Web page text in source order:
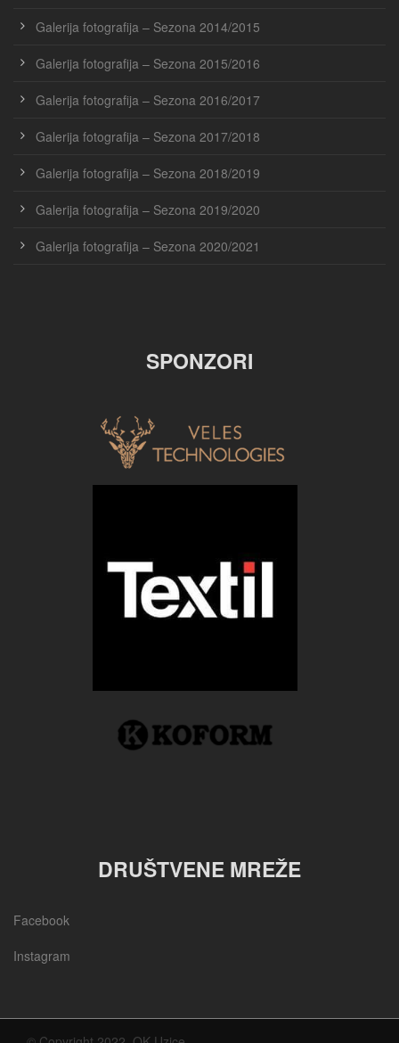
Galerija fotografija – Sezona 2014/2015
Galerija fotografija – Sezona 2015/2016
Galerija fotografija – Sezona 2016/2017
Galerija fotografija – Sezona 2017/2018
Galerija fotografija – Sezona 2018/2019
Galerija fotografija – Sezona 2019/2020
Galerija fotografija – Sezona 2020/2021
SPONZORI
DRUŠTVENE MREŽE
Facebook
Instagram